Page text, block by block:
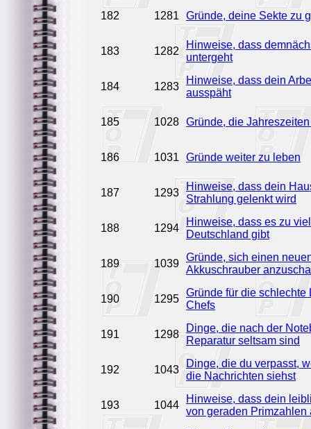
182 1281 Gründe, deine Sekte zu
183 1282
Hinweise, dass
untergeht
184 1283
Hinweise, dass dein
ausspäht
185 1028 Gründe, die
186 1031 Gründe weiter zu leben
187 1293
Hinweise, dass dein
Strahlung gelenkt wird
188 1294
Hinweise, dass es zu
Deutschland gibt
189 1039
Gründe, sich einen
Akkuschrauber
190 1295
Gründe für die schlechte
Chefs
191 1298
Dinge, die nach der
Reparatur seltsam sind
192 1043
Dinge, die du verpasst,
die Nachrichten siehst
193 1044
Hinweise, dass dein
von geraden Primzahlen